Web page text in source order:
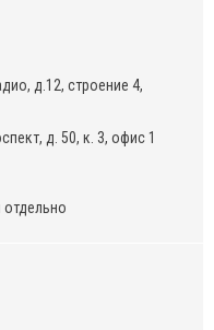
д.12, строение 4,
д. 50, к. 3, офис 1